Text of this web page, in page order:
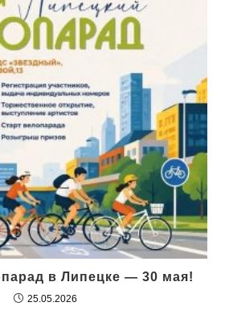
в Липецке — 30 мая!
25.05.2026